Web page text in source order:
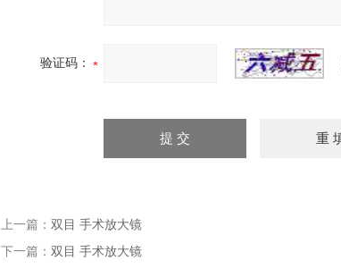
验证码：
上一篇： 双目 手术放大镜
下一篇： 双目 手术放大镜